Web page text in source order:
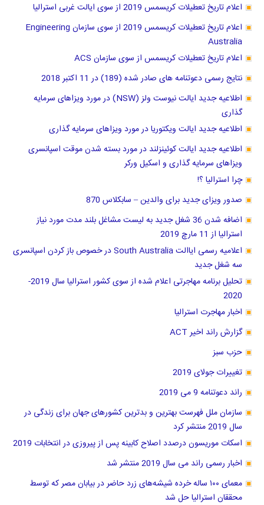
اعلام تاریخ تعطیلات کریسمس 2019 از سوی ایالت غربی استرالیا
اعلام تاریخ تعطیلات کریسمس 2019 از سوی سازمان Engineering
Australia
اعلام تاریخ تعطیلات کریسمس از سوی سازمان ACS
نتایج رسمی دعوتنامه های صادر شده (189) در 11 اکتبر 2018
اطلاعیه جدید ایالت نیوست ولز (NSW) در مورد ویزاهای سرمایه
گذاری
اطلاعیه جدید ایالت ویکتوریا در مورد ویزاهای سرمایه گذاری
اطلاعیه جدید ایالت کوئینزلند در مورد بسته شدن موقت اسپانسری
ویزاهای سرمایه گذاری و اسکیل ورکر
چرا استرالیا ؟!
صدور ویزای جدید برای والدین – سابکلاس 870
اضافه شدن 36 شغل جدید به لیست مشاغل بلند مدت مورد نیاز
استرالیا از 11 مارچ 2019
اعلامیه رسمی ایاالت South Australia در خصوص باز کردن اسپانسری
سه شغل جدید
تحلیل برنامه مهاجرتی اعلام شده از سوی کشور استرالیا سال 2019-
2020
اخبار مهاجرت استرالیا
گزارش راند اخیر ACT
حزب سبز
تغییرات جولای 2019
راند دعوتنامه 9 می 2019
سازمان ملل فهرست بهترین و بدترین کشور‌های جهان برای زندگی در
سال 2019 منتشر کرد
اسکات موریسون درصدد اصلاح کابینه پس از پیروزی در انتخابات 2019
اخبار رسمی راند می سال 2019 منتشر شد
معمای ۱۰۰ ساله خرده شیشه‌های زرد حاضر در بیابان مصر که توسط
محققان استرالیا حل شد